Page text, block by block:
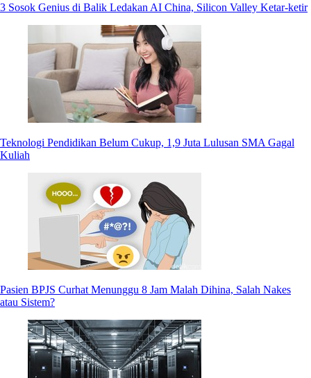
3 Sosok Genius di Balik Ledakan AI China, Silicon Valley Ketar-ketir
Teknologi Pendidikan Belum Cukup, 1,9 Juta Lulusan SMA Gagal
Kuliah
Pasien BPJS Curhat Menunggu 8 Jam Malah Dihina, Salah Nakes
atau Sistem?